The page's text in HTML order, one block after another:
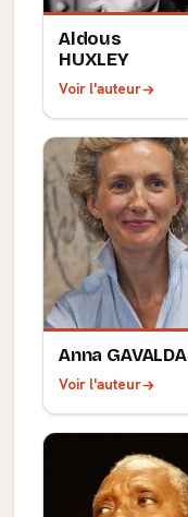
Aldous
HUXLEY
Voir l'auteur
Anna GAVALDA
Voir l'auteur